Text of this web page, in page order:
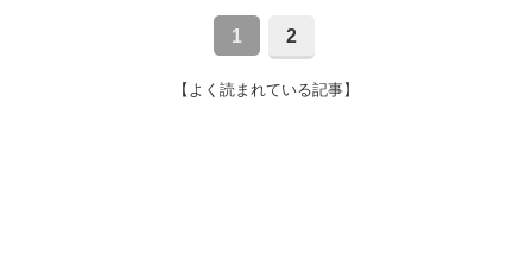
1 2
【よく読まれている記事】